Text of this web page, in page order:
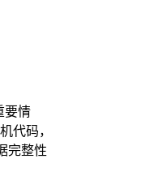
要情
代码，
完整性